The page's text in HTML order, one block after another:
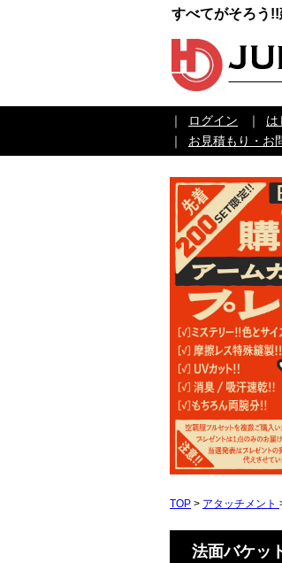
すべてがそろう
｜ ログイン ｜ は
｜
お見積もり・お
TOP > アタッチメント
法面バケッ